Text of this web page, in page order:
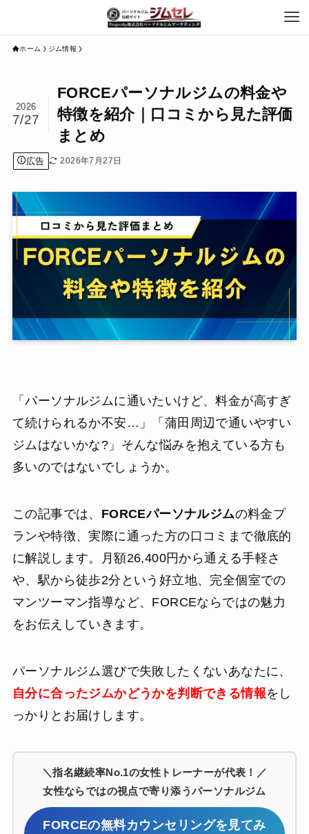
ホーム ジム情報
FORCEパーソナルジムの料金や
特徴を紹介｜口コミから見た評価
まとめ
2026
7/27
広告 2026年7月27日
「パーソナルジムに通いたいけど、料金が高すぎ
て続けられるか不安…」「蒲田周辺で通いやすい
ジムはないかな?」そんな悩みを抱えている方も
多いのではないでしょうか。
この記事では、 FORCEパーソナルジムの料金プ
ランや特徴、実際に通った方の口コミまで徹底的
に解説します。月額26,400円から通える手軽さ
や、駅から徒歩2分という好立地、完全個室での
マンツーマン指導など、FORCEならではの魅力
をお伝えしていきます。
パーソナルジム選びで失敗したくないあなたに、
自分に合ったジムかどうかを判断できる情報をし
っかりとお届けします。
＼指名継続率No.1の女性トレーナーが代表！／
女性ならではの視点で寄り添うパーソナルジム
FORCEの無料カウンセリングを見てみ